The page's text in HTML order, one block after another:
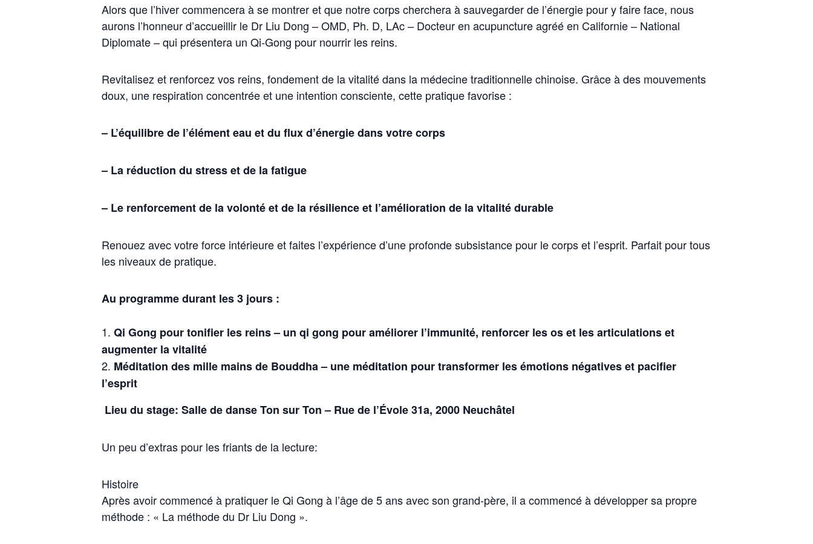
Alors que l’hiver commencera à se montrer et que notre corps cherchera à sauvegarder de l’énergie pour y faire face, nous
aurons l’honneur d’accueillir le Dr Liu Dong – OMD, Ph. D, LAc – Docteur en acupuncture agréé en Californie – National
Diplomate – qui présentera un Qi-Gong pour nourrir les reins.
Revitalisez et renforcez vos reins, fondement de la vitalité dans la médecine traditionnelle chinoise. Grâce à des mouvements
doux, une respiration concentrée et une intention consciente, cette pratique favorise :
– L’équilibre de l’élément eau et du flux d’énergie dans votre corps
– La réduction du stress et de la fatigue
– Le renforcement de la volonté et de la résilience et l’amélioration de la vitalité durable
Renouez avec votre force intérieure et faites l’expérience d’une profonde subsistance pour le corps et l’esprit. Parfait pour tous
les niveaux de pratique.
Au programme durant les 3 jours :
Qi Gong pour tonifier les reins – un qi gong pour améliorer l’immunité, renforcer les os et les articulations et
augmenter la vitalité
Méditation des mille mains de Bouddha – une méditation pour transformer les émotions négatives et pacifier
l’esprit
Lieu du stage: Salle de danse Ton sur Ton – Rue de l’Évole 31a, 2000 Neuchâtel
Un peu d’extras pour les friants de la lecture:
Histoire
Après avoir commencé à pratiquer le Qi Gong à l’âge de 5 ans avec son grand-père, il a commencé à développer sa propre
méthode : « La méthode du Dr Liu Dong ».